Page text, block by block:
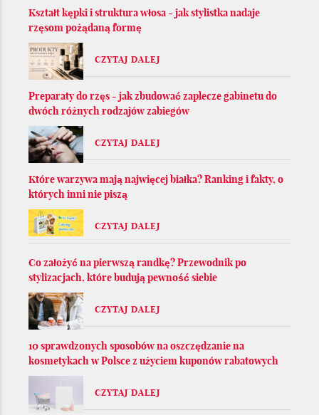
Kształt kępki i struktura włosa - jak stylistka nadaje
rzęsom pożądaną formę
CZYTAJ DALEJ
Preparaty do rzęs - jak zbudować zaplecze gabinetu do
dwóch różnych rodzajów zabiegów
CZYTAJ DALEJ
Które warzywa mają najwięcej białka? Ranking i fakty, o
których inni nie piszą
CZYTAJ DALEJ
Co założyć na pierwszą randkę? Przewodnik po
stylizacjach, które budują pewność siebie
CZYTAJ DALEJ
10 sprawdzonych sposobów na oszczędzanie na
kosmetykach w Polsce z użyciem kuponów rabatowych
CZYTAJ DALEJ